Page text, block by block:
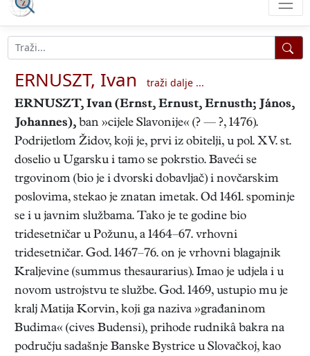
ERNUSZT, Ivan
traži dalje ...
ERNUSZT, Ivan (Ernst, Ernust, Ernusth; János,
Johannes), ban »cijele Slavonije« (? — ?, 1476).
Podrijetlom Židov, koji je, prvi iz obitelji, u pol. XV. st.
doselio u Ugarsku i tamo se pokrstio. Baveći se
trgovinom (bio je i dvorski dobavljač) i novčarskim
poslovima, stekao je znatan imetak. Od 1461. spominje
se i u javnim službama. Tako je te godine bio
tridesetničar u Požunu, a 1464–67. vrhovni
tridesetničar. God. 1467–76. on je vrhovni blagajnik
Kraljevine (summus thesaurarius). Imao je udjela i u
novom ustrojstvu te službe. God. 1469, ustupio mu je
kralj Matija Korvin, koji ga naziva »građaninom
Budima« (cives Budensi), prihode rudnikâ bakra na
području sadašnje Banske Bystrice u Slovačkoj, kao